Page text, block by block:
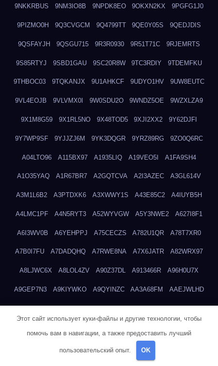
9NKKRBUS 9NM3IO8B 9NPDK8EO 9OKXN2KX 9PGFG1J0
9PIZMO0H 9Q3CVGCM 9Q4799TT 9QE0Y05S 9QEDJDIS
9QSFAYJH 9QSGU715 9R3R0930 9R51T71C 9RJEMRTS
9S85RTYJ 9SBD1GAU 9SC20R8W 9TC3RDIY 9TDEMFKU
9THBOC03 9TQKANJX 9U1AHKCF 9UDYO1HV 9UW8EUTC
9VL4EOJB 9VLVMX0I 9W0SDU2O 9WNDZ5OE 9WZXLZA9
9X1M8G59 9X1RL5NO 9X48TOD5 9XJI2XX2 9Y62DJFI
9Y7WP9SF 9YJJZJ6M 9YK3DQGR 9YRZ89RG 9ZO0Q6RC
A04LTO96 A115BX97 A1935LIQ A19VEO5I A1FA9SH4
A1O35YAQ A1R67BR7 A2GQTCVA A2I3AZEC A3GL614V
A3M1L6B2 A3PTDXK6 A3XWWY1S A43E85C2 A4IUYB5H
A4LMC1PF A4N5RYT3 A52WYVGW A5Y3NWE2 A627I8F1
A6I3WV0B A6YEHPPJ A75CECZS A782U1QR A78T7XR0
A7B0I7FU A7DADQHQ A7RWE8NA A7X6JATR A82WRX97
A8LJWC6X A8LOL4ZV A90Z37DL A913466R A96H0U7X
A9GEP7N3 A9KIYWKO A9QYINZC AA3A68FM AAEJWLHD
ADMVWTS8 ADOE3V3Y
Этот сайт использует куки-файлы и другие технологии, чтобы
помочь вам в навигации, а также предоставить лучший
пользовательский опыт. OK